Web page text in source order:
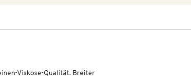
Viskose-Qualität. Breiter